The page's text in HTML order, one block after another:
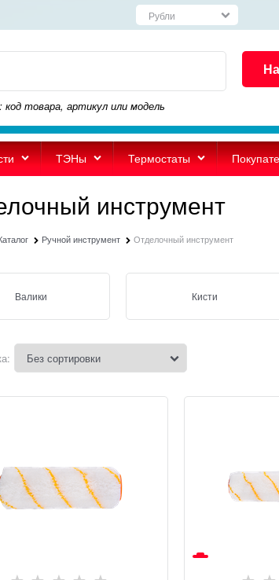
код товара, артикул или модель
ТЭНы Термостаты
инструмент
Ручной инструмент Отделочный инструмент
Валики Кисти